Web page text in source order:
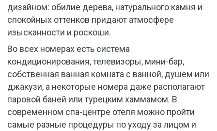
дизайном: обилие дерева, натурального камня и
спокойных оттенков придают атмосфере
изысканности и роскоши.
Во всех номерах есть система
кондиционирования, телевизоры, мини-бар,
собственная ванная комната с ванной, душем или
джакузи, а некоторые номера даже располагают
паровой баней или турецким хаммамом. В
современном спа-центре отеля можно пройти
самые разные процедуры по уходу за лицом и